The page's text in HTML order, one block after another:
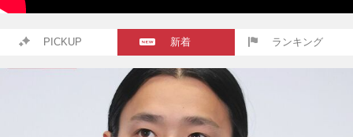
PICKUP 新着 ランキング